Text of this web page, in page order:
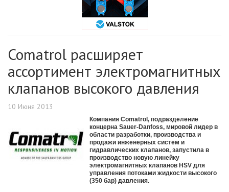
Comatrol расширяет
ассортимент электромагнитных
клапанов высокого давления
10 Июня 2013
Компания Comatrol, подразделение
концерна Sauer-Danfoss, мировой лидер в
области разработки, производства и
продажи инженерных систем и
гидравлических клапанов, запустила в
производство новую линейку
электромагнитных клапанов НSV для
управления потоками жидкости высокого
(350 бар) давления.